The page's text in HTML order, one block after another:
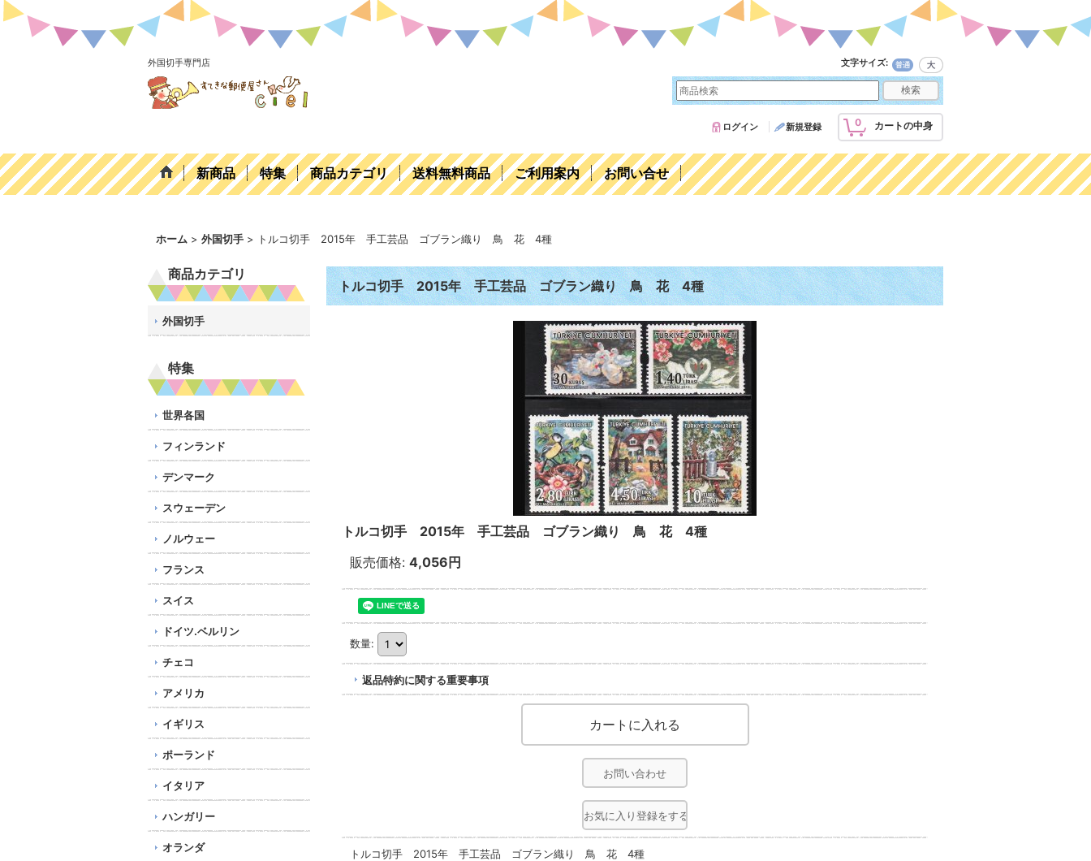
外国切手専門店 文字サイズ:
0 カートの中身
ログイン 新規登録
新商品 特集 商品カテゴリ 送料無料商品 ご利用案内 お問い合せ
ホーム > 外国切手 > トルコ切手 2015年 手工芸品 ゴブラン織り 鳥 花 4種
商品カテゴリ
外国切手
特集
世界各国
フィンランド
デンマーク
スウェーデン
ノルウェー
フランス
スイス
ドイツ.ベルリン
チェコ
アメリカ
イギリス
ポーランド
イタリア
ハンガリー
オランダ
トルコ切手 2015年 手工芸品 ゴブラン織り 鳥 花 4種
トルコ切手 2015年 手工芸品 ゴブラン織り 鳥 花 4種
販売価格: 4,056円
数量:
返品特約に関する重要事項
お問い合わせ
お気に入り登録をする
トルコ切手 2015年 手工芸品 ゴブラン織り 鳥 花 4種